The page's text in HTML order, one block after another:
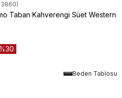
Taban Kahverengi Süet Western
30
Beden Tablosu